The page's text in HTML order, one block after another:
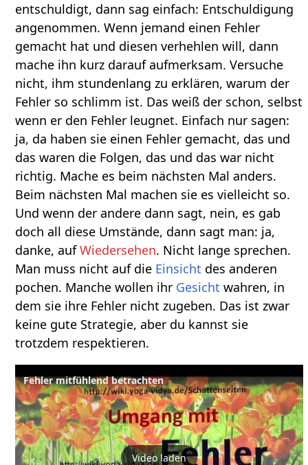
entschuldigt, dann sag einfach: Entschuldigung
angenommen. Wenn jemand einen Fehler
gemacht hat und diesen verhehlen will, dann
mache ihn kurz darauf aufmerksam. Versuche
nicht, ihm stundenlang zu erklären, warum der
Fehler so schlimm ist. Das weiß der schon, selbst
wenn er den Fehler leugnet. Einfach nur sagen:
ja, da haben sie einen Fehler gemacht, das und
das waren die Folgen, das und das war nicht
richtig. Mache es beim nächsten Mal anders.
Beim nächsten Mal machen sie es vielleicht so.
Und wenn der andere dann sagt, nein, es gab
doch all diese Umstände, dann sagt man: ja,
danke, aufWiedersehen. Nicht lange sprechen.
Man muss nicht auf die Einsicht des anderen
pochen. Manche wollen ihr Gesicht wahren, in
dem sie ihre Fehler nicht zugeben. Das ist zwar
keine gute Strategie, aber du kannst sie
trotzdem respektieren.
Fehler mitfühlend betrachten
Video laden